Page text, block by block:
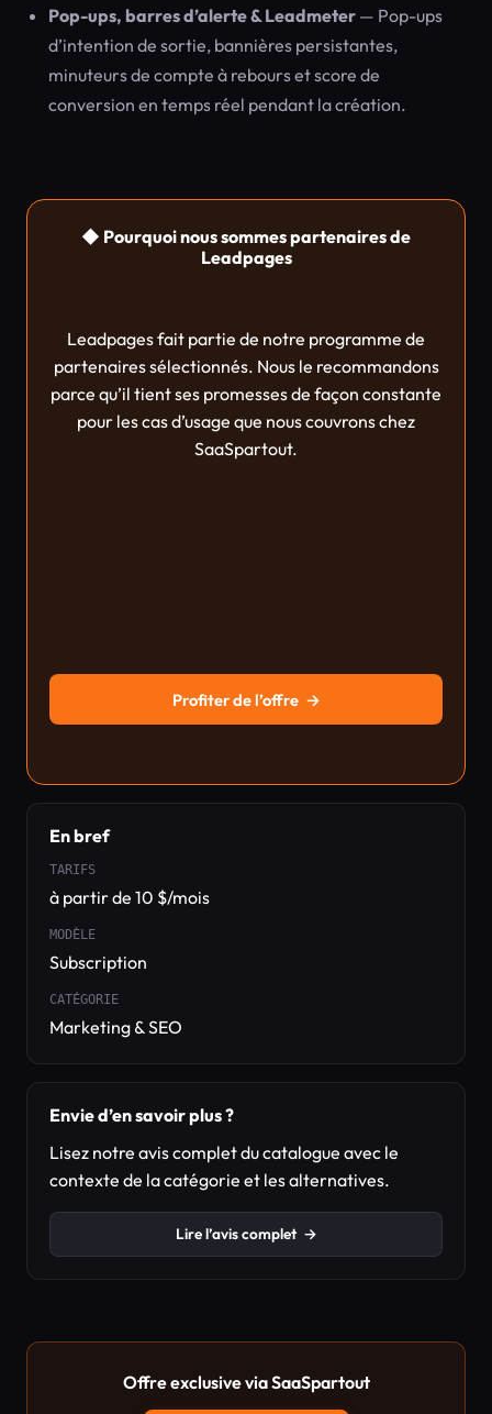
Pop-ups, barres d’alerte & Leadmeter — Pop-ups
d’intention de sortie, bannières persistantes,
minuteurs de compte à rebours et score de
conversion en temps réel pendant la création.
◆ Pourquoi nous sommes partenaires de
Leadpages
Leadpages fait partie de notre programme de
partenaires sélectionnés. Nous le recommandons
parce qu’il tient ses promesses de façon constante
pour les cas d’usage que nous couvrons chez
SaaSpartout.
Profiter de l’offre →
En bref
TARIFS
à partir de 10 $/mois
MODÈLE
Subscription
CATÉGORIE
Marketing & SEO
Envie d’en savoir plus ?
Lisez notre avis complet du catalogue avec le
contexte de la catégorie et les alternatives.
Lire l’avis complet →
Offre exclusive via SaaSpartout